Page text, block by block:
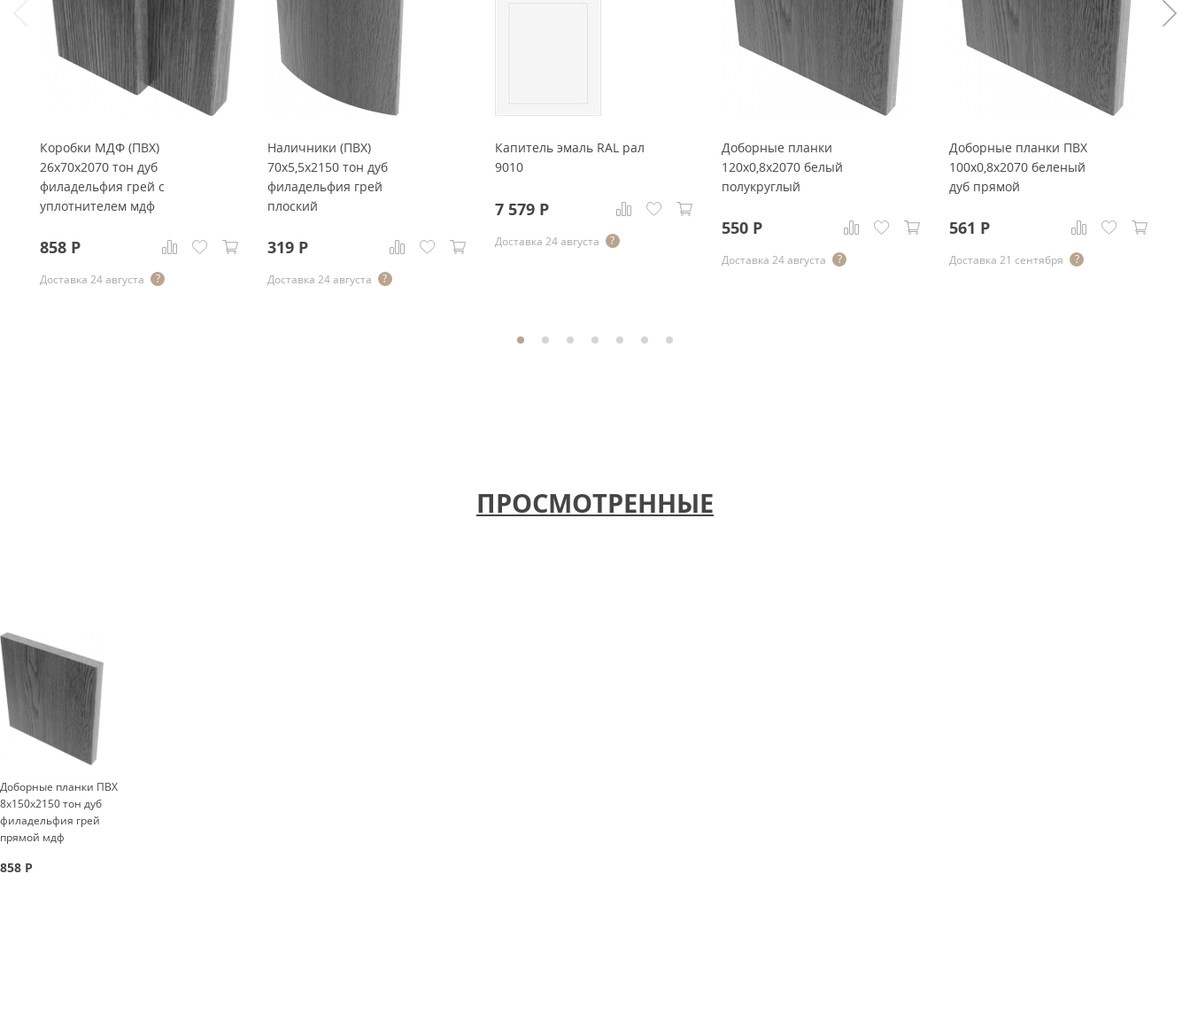
Коробки МДФ (ПВХ)
26x70x2070 тон дуб
филадельфия грей с
уплотнителем мдф
858 Р
Доставка 24 августа
Наличники (ПВХ)
70x5,5x2150 тон дуб
филадельфия грей
плоский
319Р
Доставка 24 августа
Капитель эмаль RAL рал
9010
7 579Р
Доставка 24 августа
Доборные планки
120x0,8x2070 белый
полукруглый
550 Р
Доставка 24 августа
Доборные планки ПВХ
100x0,8x2070 беленый
дуб прямой
561 Р
Доставка 21 сентября
ПРОСМОТРЕННЫЕ
Доборные планки ПВХ
8x150x2150 тон дуб
филадельфия грей
прямой мдф
858 Р